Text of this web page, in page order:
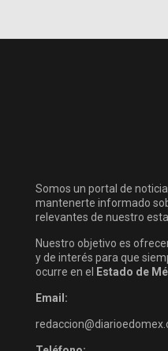
Somos un portal de
mantenerte informado
relevantes de nuestro
Nuestro objetivo es
y de interés para que
ocurre en el Estado de
Email: